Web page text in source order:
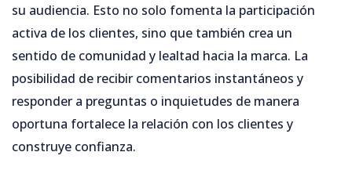
su audiencia. Esto no solo fomenta la participación
activa de los clientes, sino que también crea un
sentido de comunidad y lealtad hacia la marca. La
posibilidad de recibir comentarios instantáneos y
responder a preguntas o inquietudes de manera
oportuna fortalece la relación con los clientes y
construye confianza.